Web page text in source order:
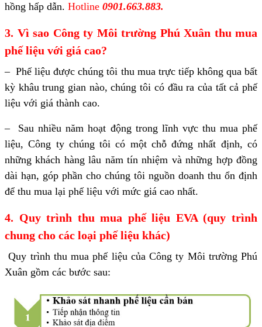
hồng hấp dẫn. Hotline 0901.663.883.
3. Vì sao Công ty Môi trường Phú Xuân thu mua
phế liệu với giá cao?
– Phế liệu được chúng tôi thu mua trực tiếp không qua bất
kỳ khâu trung gian nào, chúng tôi có đầu ra của tất cả phế
liệu với giá thành cao.
– Sau nhiều năm hoạt động trong lĩnh vực thu mua phế
liệu, Công ty chúng tôi có một chỗ đứng nhất định, có
những khách hàng lâu năm tín nhiệm và những hợp đồng
dài hạn, góp phần cho chúng tôi nguồn doanh thu ổn định
để thu mua lại phế liệu với mức giá cao nhất.
4. Quy trình thu mua phế liệu EVA (quy trình
chung cho các loại phế liệu khác)
Quy trình thu mua phế liệu của Công ty Môi trường Phú
Xuân gồm các bước sau: